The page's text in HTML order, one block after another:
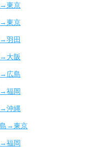
東京
東京
羽田
大阪
広島
福岡
沖縄
→東京
福岡